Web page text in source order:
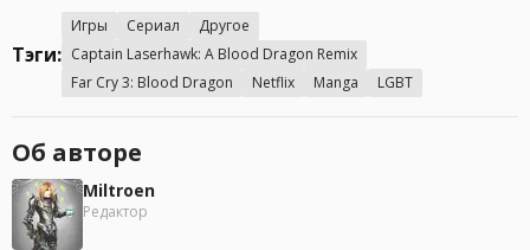
Тэги:
Игры Сериал
Другое
Captain Laserhawk: A Blood Dragon Remix
Far Cry 3: Blood Dragon
Netflix Manga LGBT
Об авторе
Miltroen
Редактор